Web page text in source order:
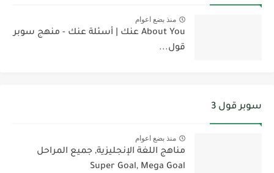
منذ بضع اعوام
About You عنك | أسئلة عنك - منهج سوبر
قول...
سوبر قول 3
منذ بضع اعوام
مناهج اللغة الإنجليزية, جميع المراحل
Super Goal, Mega Goal